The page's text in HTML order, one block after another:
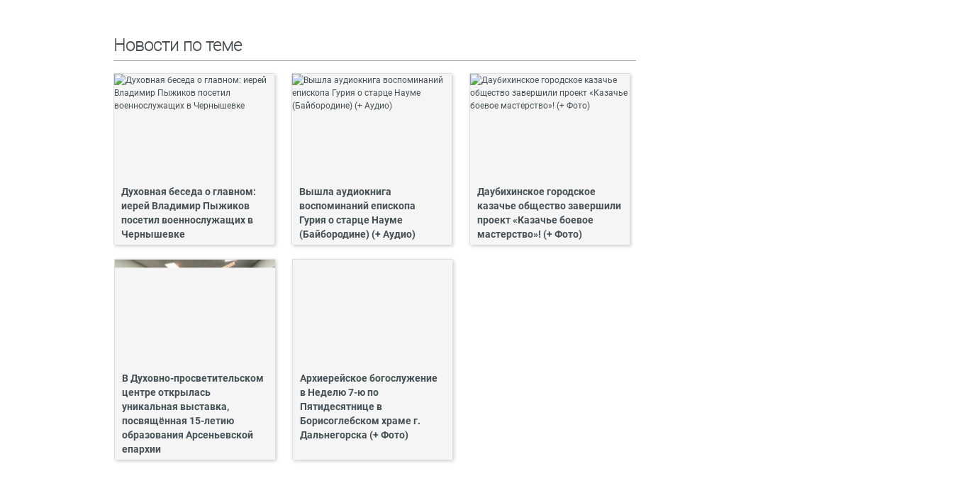
Новости по теме
Духовная беседа о главном:
иерей Владимир Пыжиков
посетил военнослужащих в
Чернышевке
Вышла аудиокнига
воспоминаний епископа
Гурия о старце Науме
(Байбородине) (+ Аудио)
Даубихинское городское
казачье общество завершили
проект «Казачье боевое
мастерство»! (+ Фото)
В Духовно-просветительском
центре открылась
уникальная выставка,
посвящённая 15-летию
образования Арсеньевской
епархии
Архиерейское богослужение
в Неделю 7-ю по
Пятидесятнице в
Борисоглебском храме г.
Дальнегорска (+ Фото)